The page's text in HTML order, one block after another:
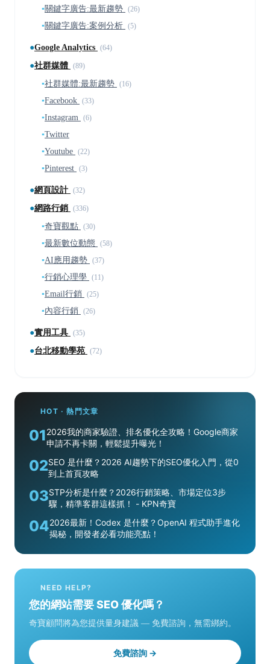
▪關鍵字廣告:最新趨勢 (26)
▪關鍵字廣告:案例分析 (5)
●Google Analytics (64)
●社群媒體 (89)
▪社群媒體:最新趨勢 (16)
▪Facebook (33)
▪Instagram (6)
▪Twitter
▪Youtube (22)
▪Pinterest (3)
●網頁設計 (32)
●網路行銷 (336)
▪奇寶觀點 (30)
▪最新數位動態 (58)
▪AI應用趨勢 (37)
▪行銷心理學 (11)
▪Email行銷 (25)
▪內容行銷 (26)
●實用工具 (35)
●台北移動學苑 (72)
HOT · 熱門文章
012026我的商家驗證、排名優化全攻略！Google商家
申請不再卡關，輕鬆提升曝光！
02SEO 是什麼？2026 AI趨勢下的SEO優化入門，從0
到上首頁攻略
03STP分析是什麼？2026行銷策略、市場定位3步
驟，精準客群這樣抓！ - KPN奇寶
042026最新！Codex 是什麼？OpenAI 程式助手進化
揭秘，開發者必看功能亮點！
NEED HELP?
您的網站需要 SEO 優化嗎？
奇寶顧問將為您提供量身建議 — 免費諮詢，無需綁約。
免費諮詢 →